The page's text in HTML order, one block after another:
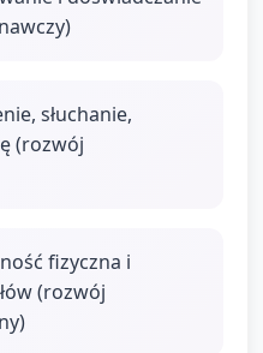
słuchanie,
(rozwój
fizyczna i
(rozwój